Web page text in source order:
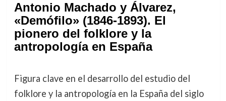
Antonio Machado y Álvarez,
«Demófilo» (1846-1893). El
pionero del folklore y la
antropología en España
Figura clave en el desarrollo del estudio del
folklore y la antropología en la España del siglo